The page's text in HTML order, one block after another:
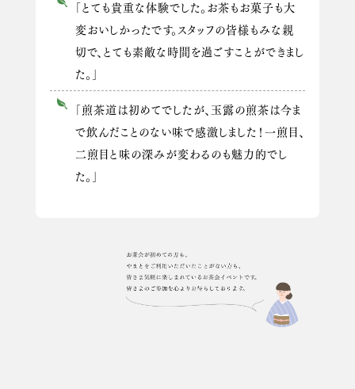
「とても貴重な体験でした。お茶もお菓子も大
変おいしかったです。スタッフの皆様もみな親
切で、とても素敵な時間を過ごすことができまし
た。」
「煎茶道は初めてでしたが、玉露の煎茶は今ま
で飲んだことのない味で感激しました！一煎目、
二煎目と味の深みが変わるのも魅力的でし
た。」